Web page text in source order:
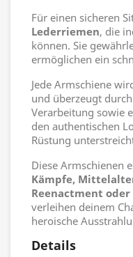
Für einen sicheren
Lederriemen, die
können. Sie
ermöglichen ein
Jede Armschiene
und überzeugt
Verarbeitung sowie
den authentischen
Rüstung
Diese Armschienen
Kämpfe,
Reenactment
verleihen deinem
heroische
Details